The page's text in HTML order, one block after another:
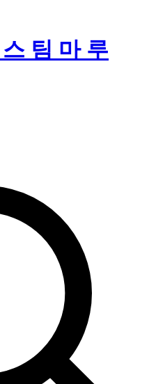
스 팀 마 루